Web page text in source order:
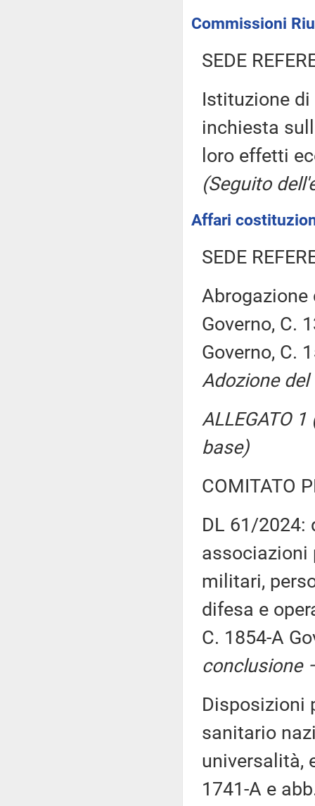
Commissioni
SEDE
Istituzione
inchiesta
loro effetti
(Seguito
Affari
SEDE
Abrogazione
Governo, C.
Governo, C.
Adozione
ALLEGATO
base)
COMITATO
DL 61/2024:
associazioni
militari,
difesa e
C. 1854-A
conclusione
Disposizioni
sanitario
universalità,
1741-A e